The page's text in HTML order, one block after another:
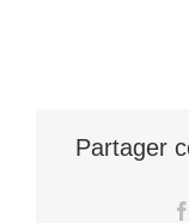
Partager